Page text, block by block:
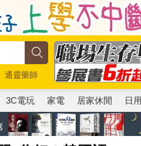
通靈藥師
3C電玩 家電 居家休閒 日